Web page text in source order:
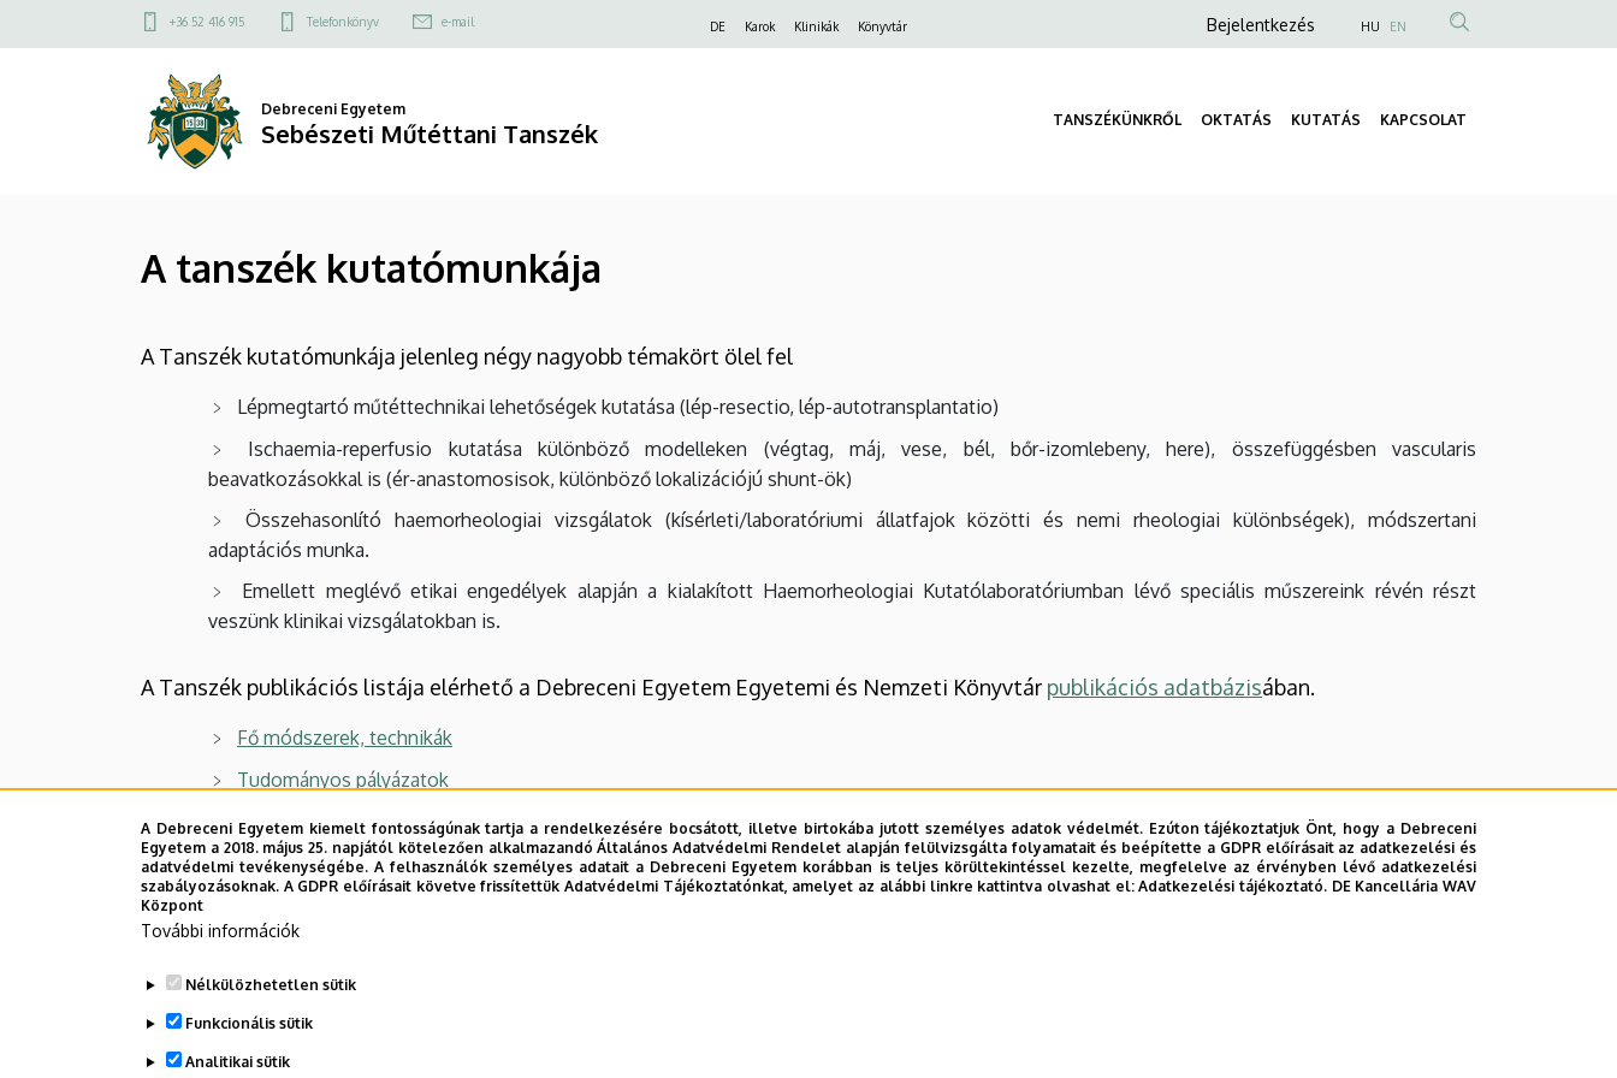
kutatómunkája
Műtéttani
a
Felső
menü
+36 52 416 915 Telefonkönyv e-mail DE Karok Klinikák Könyvtár
Anonim
menüje
Bejelentkezés HU EN
Debreceni Egyetem
Sebészeti Műtéttani Tanszék TANSZÉKÜNKRŐL OKTATÁS KUTATÁS KAPCSOLAT
A tanszék kutatómunkája
A Tanszék kutatómunkája jelenleg négy nagyobb témakört ölel fel
Lépmegtartó műtéttechnikai lehetőségek kutatása (lép-resectio, lép-autotransplantatio)
Ischaemia-reperfusio kutatása különböző modelleken (végtag, máj, vese, bél, bőr-izomlebeny, here), összefüggésben vascularis
beavatkozásokkal is (ér-anastomosisok, különböző lokalizációjú shunt-ök)
Összehasonlító haemorheologiai vizsgálatok (kísérleti/laboratóriumi állatfajok közötti és nemi rheologiai különbségek), módszertani
adaptációs munka.
Emellett meglévő etikai engedélyek alapján a kialakított Haemorheologiai Kutatólaboratóriumban lévő speciális műszereink révén részt
veszünk klinikai vizsgálatokban is.
A Tanszék publikációs listája elérhető a Debreceni Egyetem Egyetemi és Nemzeti Könyvtár publikációs adatbázisában.
Fő módszerek, technikák
Tudományos pályázatok
Kollaborációs tudományos pályázatok
Tanszéki egyéb tudományos pályázatok
Legutóbbi frissítés: 2023. 09. 05. 11:22
A Debreceni Egyetem kiemelt fontosságúnak tartja a rendelkezésére bocsátott, illetve birtokába jutott személyes adatok védelmét. Ezúton tájékoztatjuk Önt, hogy a Debreceni
Egyetem a 2018. május 25. napjától kötelezően alkalmazandó Általános Adatvédelmi Rendelet alapján felülvizsgálta folyamatait és beépítette a GDPR előírásait az adatkezelési és
adatvédelmi tevékenységébe. A felhasználók személyes adatait a Debreceni Egyetem korábban is teljes körültekintéssel kezelte, megfelelve az érvényben lévő adatkezelési
szabályozásoknak. A GDPR előírásait követve frissítettük Adatvédelmi Tájékoztatónkat, amelyet az alábbi linkre kattintva olvashat el:Adatkezelési tájékoztató. DE Kancellária WAV
Központ
További információk
Nélkülözhetetlen sütik
Funkcionális sütik
Analitikai sütik